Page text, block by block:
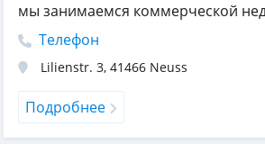
мы занимаемся коммерческой
Телефон
Lilienstr. 3, 41466 Neuss
Подробнее